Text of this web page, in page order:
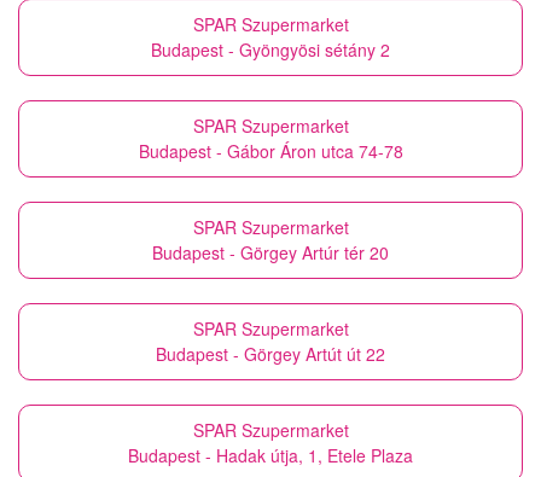
SPAR Szupermarket
Budapest - Gyöngyösi sétány 2
SPAR Szupermarket
Budapest - Gábor Áron utca 74-78
SPAR Szupermarket
Budapest - Görgey Artúr tér 20
SPAR Szupermarket
Budapest - Görgey Artút út 22
SPAR Szupermarket
Budapest - Hadak útja, 1, Etele Plaza